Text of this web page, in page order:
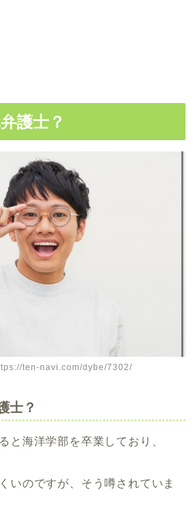
護士？
ten-navi.com/dybe/7302/
士？
と海洋学部を卒業しており、
いのですが、そう噂されていま